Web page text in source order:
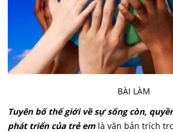
BÀI LÀM
Tuyên bố thế giới về sự sống còn,
phát triển của trẻ em là văn bản trích